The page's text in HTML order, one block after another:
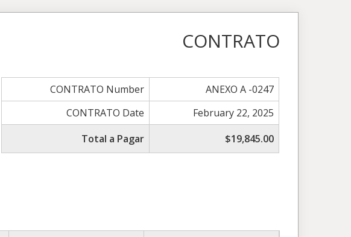
CONTRATO
CONTRATO Number
ANEXO A -0247
CONTRATO Date
February 22, 2025
Total a Pagar
$19,845.00